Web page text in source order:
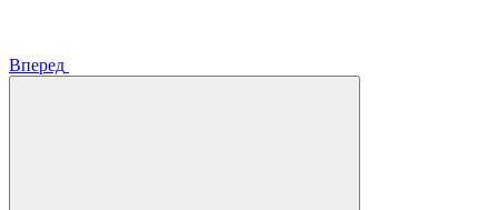
Вперед